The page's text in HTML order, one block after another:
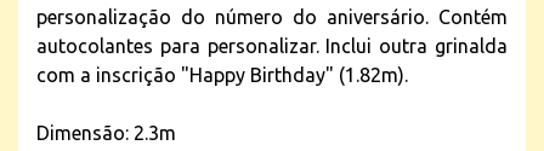
personalização do número do aniversário. Contém
autocolantes para personalizar. Inclui outra grinalda
com a inscrição "Happy Birthday" (1.82m).
Dimensão: 2.3m